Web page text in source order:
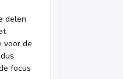
delen
voor de
focus